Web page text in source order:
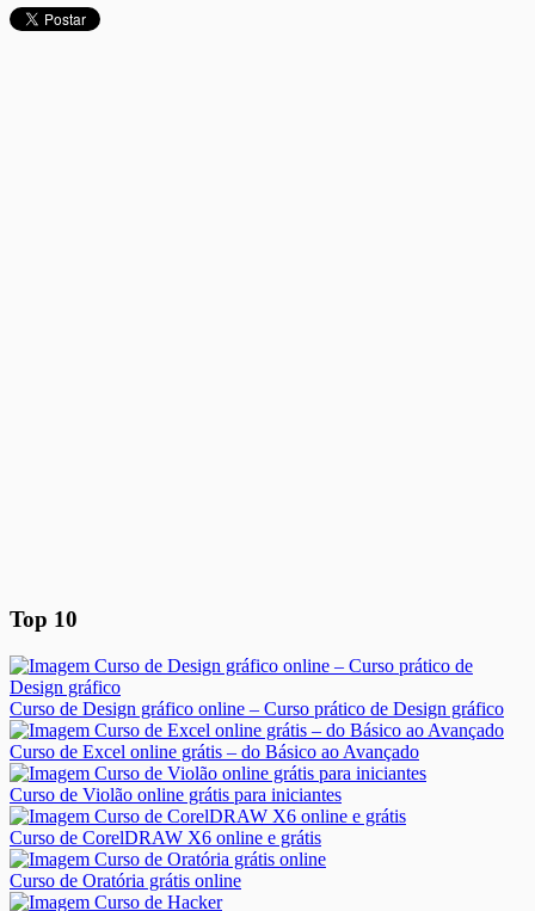
Top 10
Curso de Design gráfico online – Curso prático de Design gráfico
Curso de Excel online grátis – do Básico ao Avançado
Curso de Violão online grátis para iniciantes
Curso de CorelDRAW X6 online e grátis
Curso de Oratória grátis online